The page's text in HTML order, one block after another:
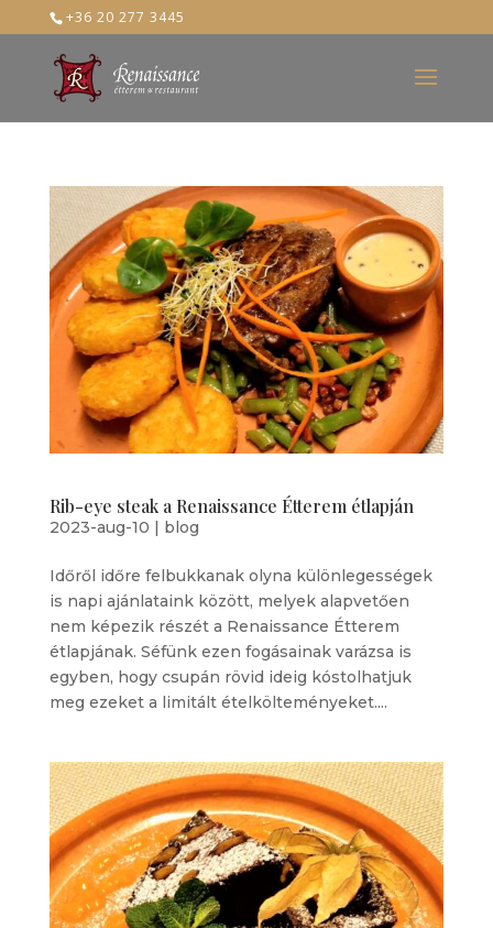
+36 20 277 3445
Rib-eye steak a Renaissance Étterem étlapján
2023-aug-10 blog
Időről időre felbukkanak olyna különlegességek
is napi ajánlataink között, melyek alapvetően
nem képezik részét a Renaissance Étterem
étlapjának. Séfünk ezen fogásainak varázsa is
egyben, hogy csupán rövid ideig kóstolhatjuk
meg ezeket a limitált ételkölteményeket....